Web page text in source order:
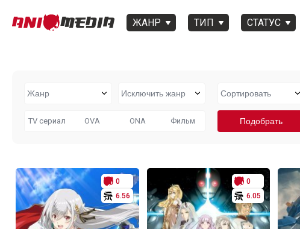
ЖАНР ТИП СТАТУС
TV сериал OVA ONA Фильм
0
6.56
0
6.05